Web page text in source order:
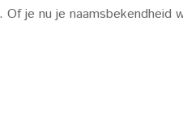
je nu je naamsbekendheid